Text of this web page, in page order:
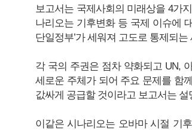
보고서는 국제사회의 미래상을 4가
나리오는 기후변화 등 국제 이슈에
단일정부’가 세워져 고도로 통제되
각 국의 주권은 점차 약화되고 UN,
세로운 주체가 되어 주요 문제를 함
값싸게 공급할 것이라고 보고서는 설
이같은 시나리오는 오바마 시절 기